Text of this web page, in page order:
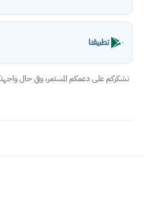
تطبيقنا
نشكركم على دعمكم المستمر، وفي حال